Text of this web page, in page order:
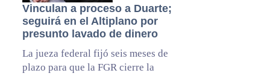
Vinculan a proceso a Duarte;
seguirá en el Altiplano por
presunto lavado de dinero
La jueza federal fijó seis meses de
plazo para que la FGR cierre la